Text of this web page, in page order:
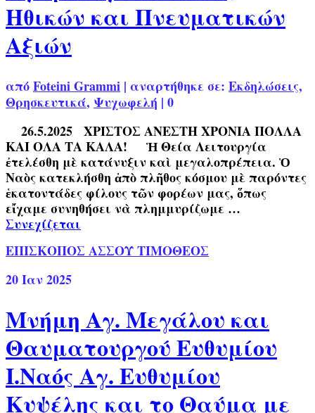
Ηθικών και Πνευματικών
Αξιών
απόFoteini Grammi | αναρτήθηκε σε: Εκδηλώσεις,
Θρησκευτικά, Ψυχωφελή | 0
26.5.2025 ΧΡΙΣΤΟΣ ΑΝΕΣΤΗ ΧΡΟΝΙΑ ΠΟΛΛΑ
ΚΑΙ ΟΛΑ ΤΑ ΚΑΛΑ! Ἡ Θεία Λειτουργία
ἐτελέσθη μὲ κατάνυξιν καὶ μεγαλοπρέπεια. Ὁ
Ναὸς κατεκλήσθη ἀπὸ πλῆθος κόσμου μὲ παρόντες
ἑκατοντάδες φίλους τῶν φορέων μας, ὅπως
εἴχαμε συνηθήσει νὰ πλημμυρίζωμε …
Συνεχίζεται
ΕΠΙΣΚΟΠΟΣ ΑΣΣΟΥ ΤΙΜΟΘΕΟΣ
20Ιαν 2025
Μνήμη Αγ. Μεγάλου και
Θαυματουργού Ευθυμίου
Ι.Ναός Αγ. Ευθυμίου
Κυψέλης και το Θαύμα με